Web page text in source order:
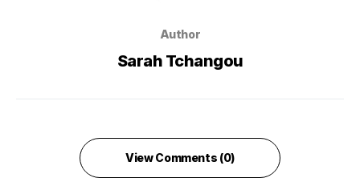
Author
Sarah Tchangou
View Comments (0)